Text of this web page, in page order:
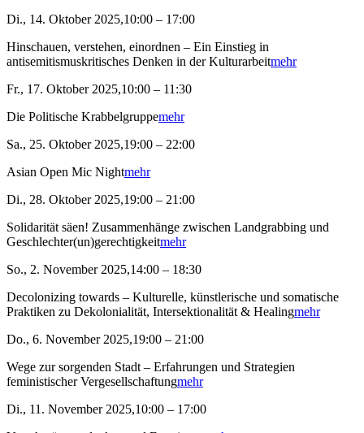
Di., 14. Oktober 2025,10:00 – 17:00
Hinschauen, verstehen, einordnen – Ein Einstieg in
antisemitismuskritisches Denken in der Kulturarbeitmehr
Fr., 17. Oktober 2025,10:00 – 11:30
Die Politische Krabbelgruppemehr
Sa., 25. Oktober 2025,19:00 – 22:00
Asian Open Mic Nightmehr
Di., 28. Oktober 2025,19:00 – 21:00
Solidarität säen! Zusammenhänge zwischen Landgrabbing und
Geschlechter(un)gerechtigkeitmehr
So., 2. November 2025,14:00 – 18:30
Decolonizing towards – Kulturelle, künstlerische und somatische
Praktiken zu Dekolonialität, Intersektionalität & Healingmehr
Do., 6. November 2025,19:00 – 21:00
Wege zur sorgenden Stadt – Erfahrungen und Strategien
feministischer Vergesellschaftungmehr
Di., 11. November 2025,10:00 – 17:00